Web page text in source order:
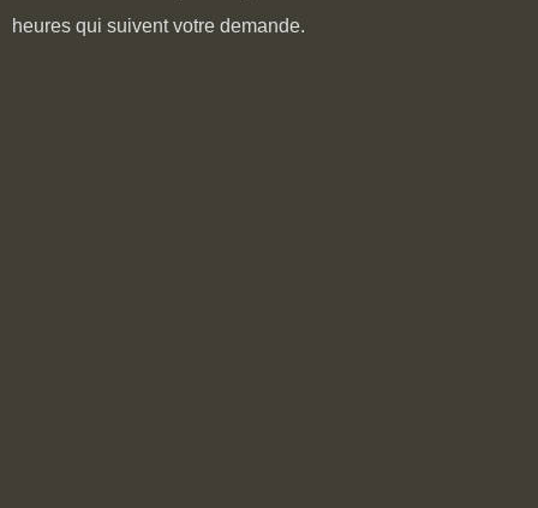
heures qui suivent votre demande.